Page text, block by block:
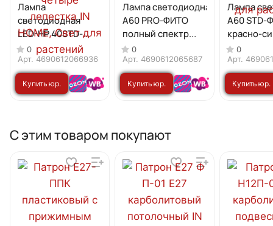
Лампа
светодиодная
LED-HP 40STD-
ФИТО красно-
синий спектр 40Вт
230В Е27 четыре
лепестка IN HOME
0
Арт. 4690612066936
Купить юр.
Лампа светодиодная LED-
A60 PRO-ФИТО
полный спектр
15Вт 230В Е27 IN
HOME
0
Арт. 4690612065687
Купить юр.
Лампа
A60 STD-
красно-
спектр
15Вт 230В
HOME
0
Арт.
Купить юр.
С этим товаром покупают